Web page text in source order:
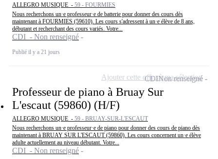
ALLEGRO MUSIQUE - 59 - FOURMIES
Nous recherchons un·e professeur·e de batterie pour donner des cours dès
maintenant à FOURMIES (59610). Les cours s'adressent à un·e élève de 8 ans,
débutant et recherchant des cours variés. Votre...
CDI - Non renseigné
Publié il y a 21 jours
Professeur de piano à Bruay Sur
L'escaut (59860) (H/F)
ALLEGRO MUSIQUE - 59 - BRUAY-SUR-L'ESCAUT
Nous recherchons un·e professeur·e de piano pour donner des cours de piano dès
maintenant à BRUAY SUR L'ESCAUT (59860). Les cours concernent un·e élève
adulte actuellement au niveau débutant. Votre...
CDI - Non renseigné
CDINon renseigné
Ajouter cette offre à ma sélection